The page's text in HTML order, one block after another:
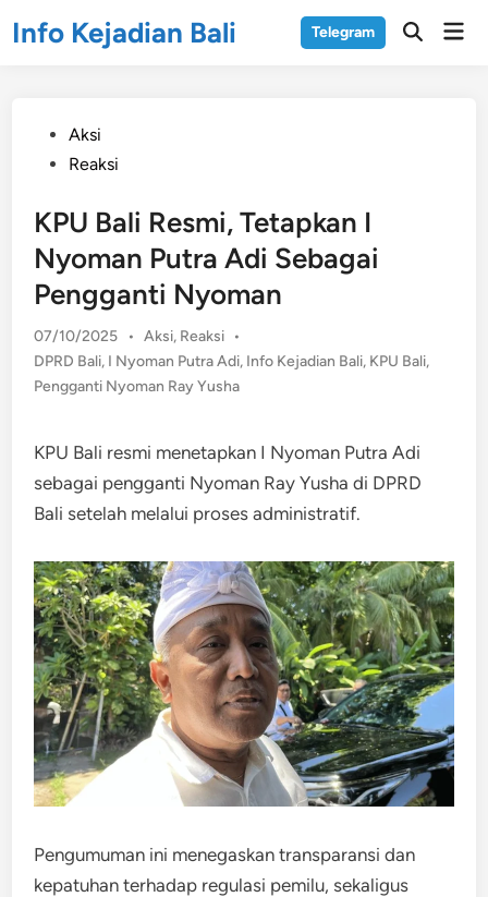
toInfo Kejadian Bali Telegram
Open
PostedAksi
Reaksi
KPU Bali Resmi, Tetapkan I
Nyoman Putra Adi Sebagai
Pengganti Nyoman
07/10/2025 • Posted
in
Aksi, Reaksi •
DPRD Bali, I Nyoman Putra Adi, Info Kejadian Bali, KPU Bali,
Pengganti Nyoman Ray Yusha
KPU Bali resmi menetapkan I Nyoman Putra Adi
sebagai pengganti Nyoman Ray Yusha di DPRD
Bali setelah melalui proses administratif.
Pengumuman ini menegaskan transparansi dan
kepatuhan terhadap regulasi pemilu, sekaligus